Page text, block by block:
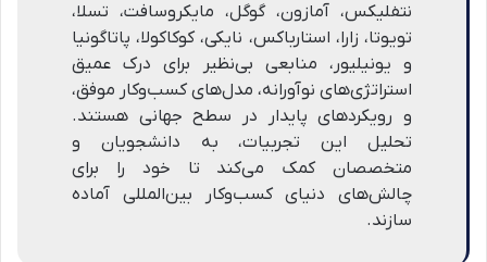
نتفلیکس، آمازون، گوگل، مایکروسافت، تسلا،
تویوتا، زارا، استارباکس، نایکی، کوکاکولا، پاتاگونیا
و یونیلیور، منابعی بی‌نظیر برای درک عمیق
استراتژی‌های نوآورانه، مدل‌های کسب‌وکار موفق،
و رویکردهای پایدار در سطح جهانی هستند.
تحلیل این تجربیات، به دانشجویان و
متخصصان کمک می‌کند تا خود را برای
چالش‌های دنیای کسب‌وکار بین‌المللی آماده
سازند.